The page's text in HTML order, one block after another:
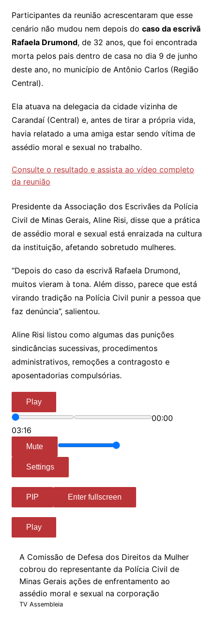
Participantes da reunião acrescentaram que esse
cenário não mudou nem depois do caso da escrivã
Rafaela Drumond, de 32 anos, que foi encontrada
morta pelos pais dentro de casa no dia 9 de junho
deste ano, no município de Antônio Carlos (Região
Central).
Ela atuava na delegacia da cidade vizinha de
Carandaí (Central) e, antes de tirar a própria vida,
havia relatado a uma amiga estar sendo vítima de
assédio moral e sexual no trabalho.
Consulte o resultado e assista ao vídeo completo
da reunião
Presidente da Associação dos Escrivães da Polícia
Civil de Minas Gerais, Aline Risi, disse que a prática
de assédio moral e sexual está enraizada na cultura
da instituição, afetando sobretudo mulheres.
“Depois do caso da escrivã Rafaela Drumond,
muitos vieram à tona. Além disso, parece que está
virando tradição na Polícia Civil punir a pessoa que
faz denúncia”, salientou.
Aline Risi listou como algumas das punições
sindicâncias sucessivas, procedimentos
administrativos, remoções a contragosto e
aposentadorias compulsórias.
Play
00:00
03:16
Mute
Settings
PIP Enter fullscreen
Play
A Comissão de Defesa dos Direitos da Mulher
cobrou do representante da Polícia Civil de
Minas Gerais ações de enfrentamento ao
assédio moral e sexual na corporação
TV Assembleia